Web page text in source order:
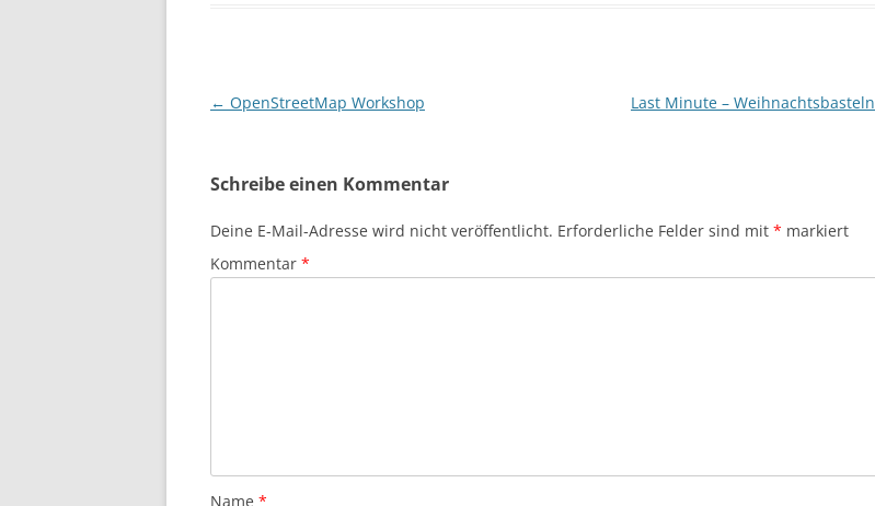
Beitragsnavigation
← OpenStreetMap Workshop Last Minute – Weihnachtsbasteln
Schreibe einen Kommentar
Deine E-Mail-Adresse wird nicht veröffentlicht. Erforderliche Felder sind mit * markiert
Kommentar *
Name *